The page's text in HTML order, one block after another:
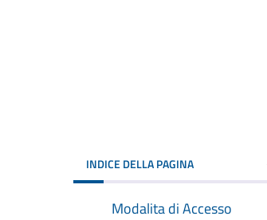
INDICE DELLA PAGINA
Modalita di Accesso